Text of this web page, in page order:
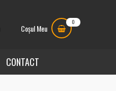
Coșul Meu
0
CONTACT